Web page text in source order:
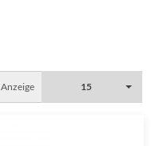
Anzeige 15